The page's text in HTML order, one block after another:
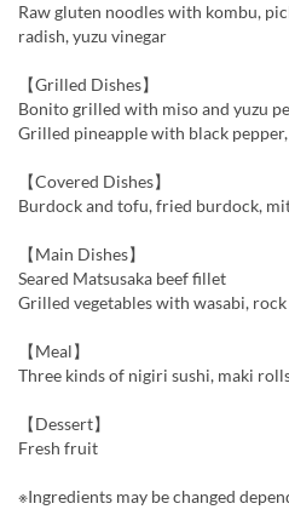
Raw gluten noodles with kombu,
radish, yuzu vinegar
【Grilled Dishes】
Bonito grilled with miso and yuzu
Grilled pineapple with black
【Covered Dishes】
Burdock and tofu, fried burdock,
【Main Dishes】
Seared Matsusaka beef fillet
Grilled vegetables with wasabi,
【Meal】
Three kinds of nigiri sushi, maki
【Dessert】
Fresh fruit
※Ingredients may be changed